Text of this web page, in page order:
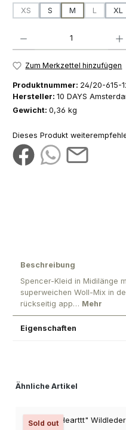
XS
(Diese Option ist zurzeit nicht
S M L
(Diese
XL
Zum Merkzettel hinzufügen
Produktnummer: 24/20-615-
Hersteller: 10 DAYS
Gewicht: 0,36 kg
Dieses Produkt
Beschreibung
Spencer-Kleid in Midilänge
superweichen Woll-Mix in
rückseitig app… Mehr
Eigenschaften
Produktgalerie überspringen
Ähnliche Artikel
Sold out